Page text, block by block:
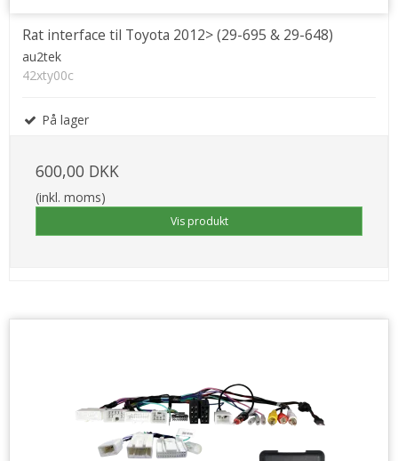
Rat interface til Toyota 2012> (29-695 & 29-648)
au2tek
42xty00c
På lager
600,00 DKK
(inkl. moms)
Vis produkt